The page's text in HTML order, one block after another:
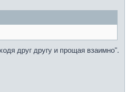
друг другу и прощая взаимно".